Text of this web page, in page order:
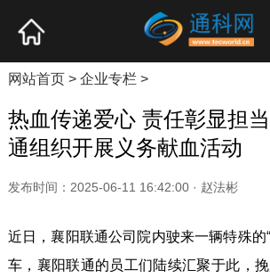
产业资讯 企业新
网站首页> 企业专栏 >
热血传递爱心 责任彰显担
通组织开展义务献血活动
发布时间：2025-06-11 16:42:00 · 赵法彬
近日，襄阳联通公司院内驶来一辆特殊
车，襄阳联通的员工们陆续汇聚于此，